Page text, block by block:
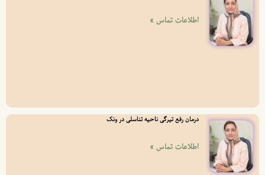
اطلاعات تماس »
درمان رفع تیرگی ناحیه تناسلی در ونک
اطلاعات تماس »